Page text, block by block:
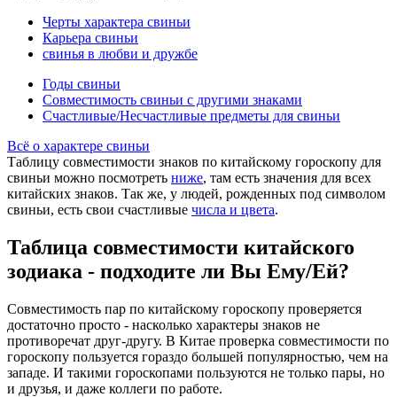
Черты характера свиньи
Карьера свиньи
свинья в любви и дружбе
Годы свиньи
Совместимость свиньи с другими знаками
Счастливые/Несчастливые предметы для свиньи
Всё о характере свиньи
Таблицу совместимости знаков по китайскому гороскопу для
свиньи можно посмотреть ниже, там есть значения для всех
китайских знаков. Так же, у людей, рожденных под символом
свиньи, есть свои счастливые числа и цвета.
Таблица совместимости китайского
зодиака - подходите ли Вы Ему/Ей?
Совместимость пар по китайскому гороскопу проверяется
достаточно просто - насколько характеры знаков не
противоречат друг-другу. В Китае проверка совместимости по
гороскопу пользуется гораздо большей популярностью, чем на
западе. И такими гороскопами пользуются не только пары, но
и друзья, и даже коллеги по работе.